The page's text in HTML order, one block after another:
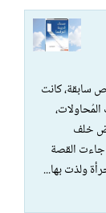
سابقة، كانت
خلف
جاءت القصة
ولذت بها...